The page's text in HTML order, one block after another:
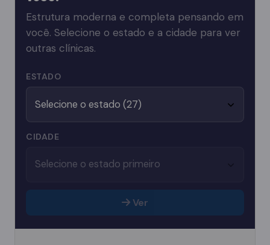
Estrutura moderna e completa pensando em
você. Selecione o estado e a cidade para ver
outras clínicas.
ESTADO
CIDADE
Ver